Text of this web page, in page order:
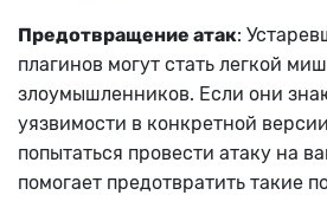
Предотвращение атак:
плагинов могут стать легкой
злоумышленников. Если они
уязвимости в конкретной
попытаться провести атаку на
помогает предотвратить такие